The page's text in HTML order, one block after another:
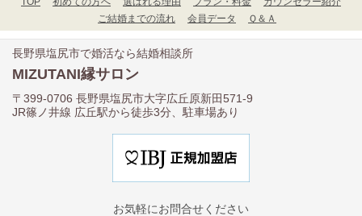
ご結婚までの流れ
会員データ Ｑ＆Ａ
長野県塩尻市で婚活なら結婚相談所
MIZUTANI縁サロン
〒399-0706 長野県塩尻市大字広丘原新田571-9
JR篠ノ井線 広丘駅から徒歩3分、駐車場あり
お気軽にお問合せください